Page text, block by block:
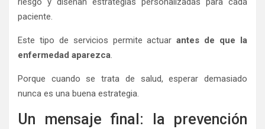
paciente.
Este tipo de servicios permite actuarantes de que la
enfermedad aparezca.
Porque cuando se trata de salud, esperar demasiado
nunca es una buena estrategia.
Un mensaje final: la prevención